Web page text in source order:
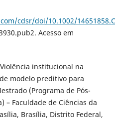
cdsr/doi/10.1002/
Acesso em
institucional na
modelo preditivo para
(Programa de Pós-
– Faculdade de Ciências da
Brasília, Distrito Federal,